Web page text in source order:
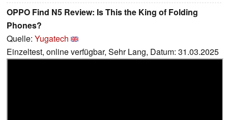
OPPO Find N5 Review: Is This the King of Folding
Phones?
Quelle: Yugatech
Einzeltest, online verfügbar, Sehr Lang, Datum: 31.03.2025